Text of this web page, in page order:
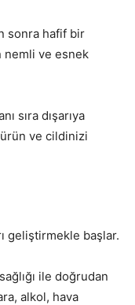
sonra hafif bir
nemli ve esnek
sıra dışarıya
ve cildinizi
geliştirmekle başlar.
ile doğrudan
alkol, hava